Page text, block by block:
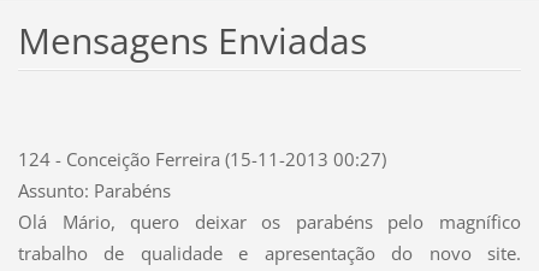
Mensagens Enviadas
124 - Conceição Ferreira (15-11-2013 00:27)
Assunto: Parabéns
Olá Mário, quero deixar os parabéns pelo magnífico
trabalho de qualidade e apresentação do novo site.